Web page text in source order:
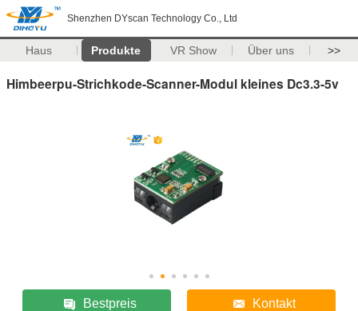
Shenzhen DYscan Technology Co., Ltd
Haus Produkte VR Show Über uns >>
Himbeerpu-Strichkode-Scanner-Modul kleines Dc3.3-5v
Bestpreis Kontakt